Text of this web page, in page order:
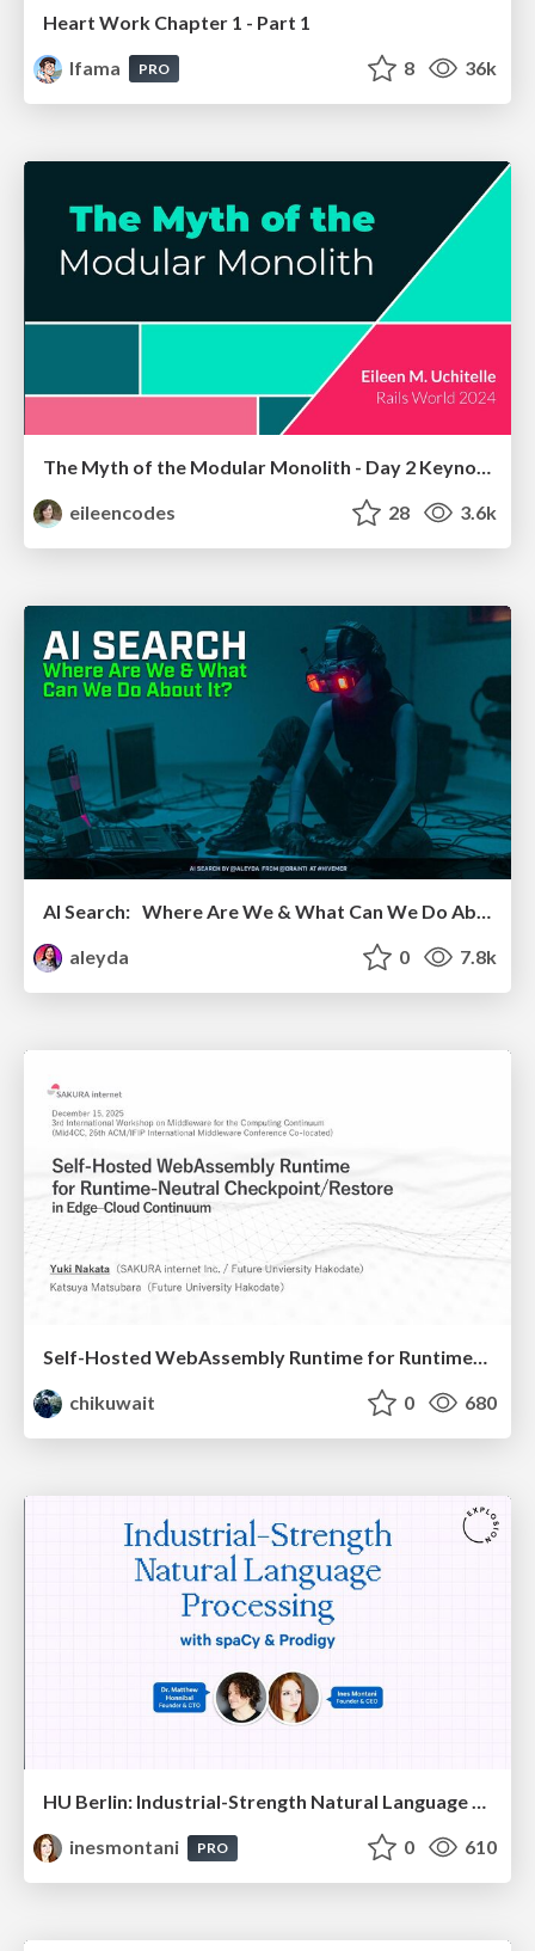
Heart Work Chapter 1 - Part 1
lfama
PRO 8 36k
The Myth of the Modular Monolith - Day 2 Keynote - Rails World 2024
eileencodes
28 3.6k
AI Search: Where Are We & What Can We Do About It?
aleyda
0 7.8k
Self-Hosted WebAssembly Runtime for Runtime-Neutral Checkpoint/Restore in Edge–Cloud Continuum
chikuwait
0 680
HU Berlin: Industrial-Strength Natural Language Processing with spaCy and Prodigy
inesmontani
PRO 0 610